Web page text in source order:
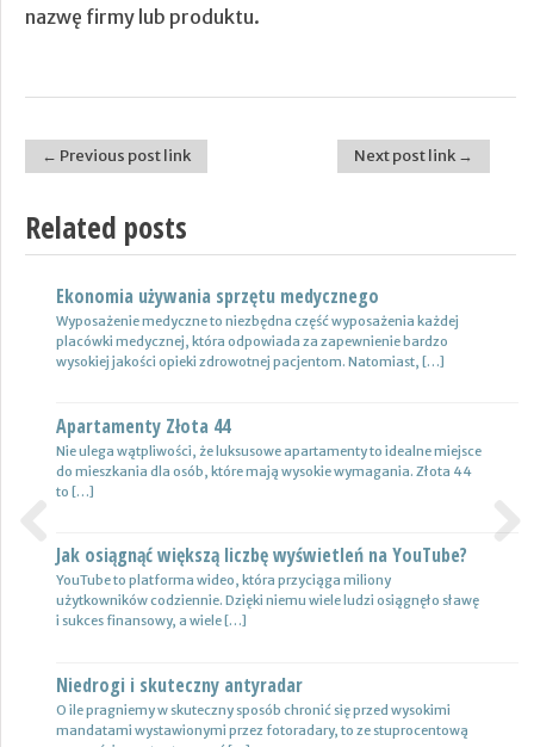
nazwę firmy lub produktu.
Post navigation
← Previous post link Next post link →
Related posts
Ekonomia używania sprzętu medycznego
Wyposażenie medyczne to niezbędna część wyposażenia każdej
placówki medycznej, która odpowiada za zapewnienie bardzo
wysokiej jakości opieki zdrowotnej pacjentom. Natomiast, […]
Apartamenty Złota 44
Nie ulega wątpliwości, że luksusowe apartamenty to idealne miejsce
do mieszkania dla osób, które mają wysokie wymagania. Złota 44
to […]
Jak osiągnąć większą liczbę wyświetleń na YouTube?
YouTube to platforma wideo, która przyciąga miliony
użytkowników codziennie. Dzięki niemu wiele ludzi osiągnęło sławę
i sukces finansowy, a wiele […]
Niedrogi i skuteczny antyradar
O ile pragniemy w skuteczny sposób chronić się przed wysokimi
mandatami wystawionymi przez fotoradary, to ze stuprocentową
Nowoczesne lampy
Nie ulega wątpliwości, że do pojazdów powinno być dobrane
oświetlenie wysokiej jakości, które zapewni wysoki poziom
bezpieczeństwa oraz podniesie komfort […]
Wynajem samochodów i naczep – usługi
Z całą pewnością firmy transportowe spedycyjne czy także
logistyczne potrzebują przede wszystkim nowoczesnej floty aut,
które są gotowe do pracy. […]
Certyfikat uprawnień w branży budowlanej
Uprawnienia w biznesie budowlanej dotyczą różnych specjalności.
Jest to specjalność architektoniczna, niemniej jednak również
konstrukcyjno-budowlana, inżynieryjna oraz instalacyjna. Warto
Drewutnia z palet na działkę
Wiele osób zastanawia się, jaki rodzaj drewutni ogrodowej sprawdzi
Previous